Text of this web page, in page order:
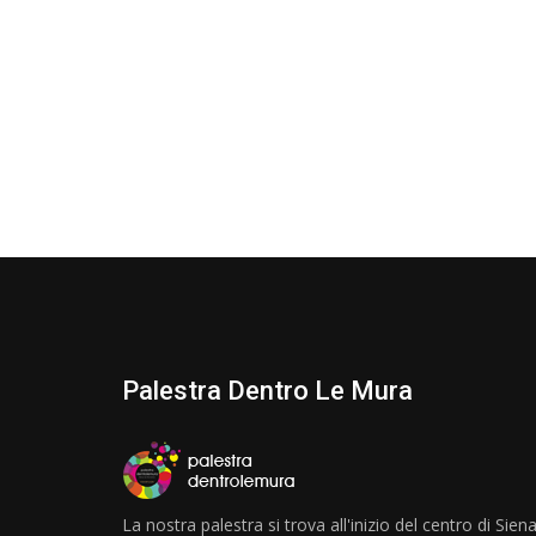
Palestra Dentro Le Mura
La nostra palestra si trova all'inizio del centro di